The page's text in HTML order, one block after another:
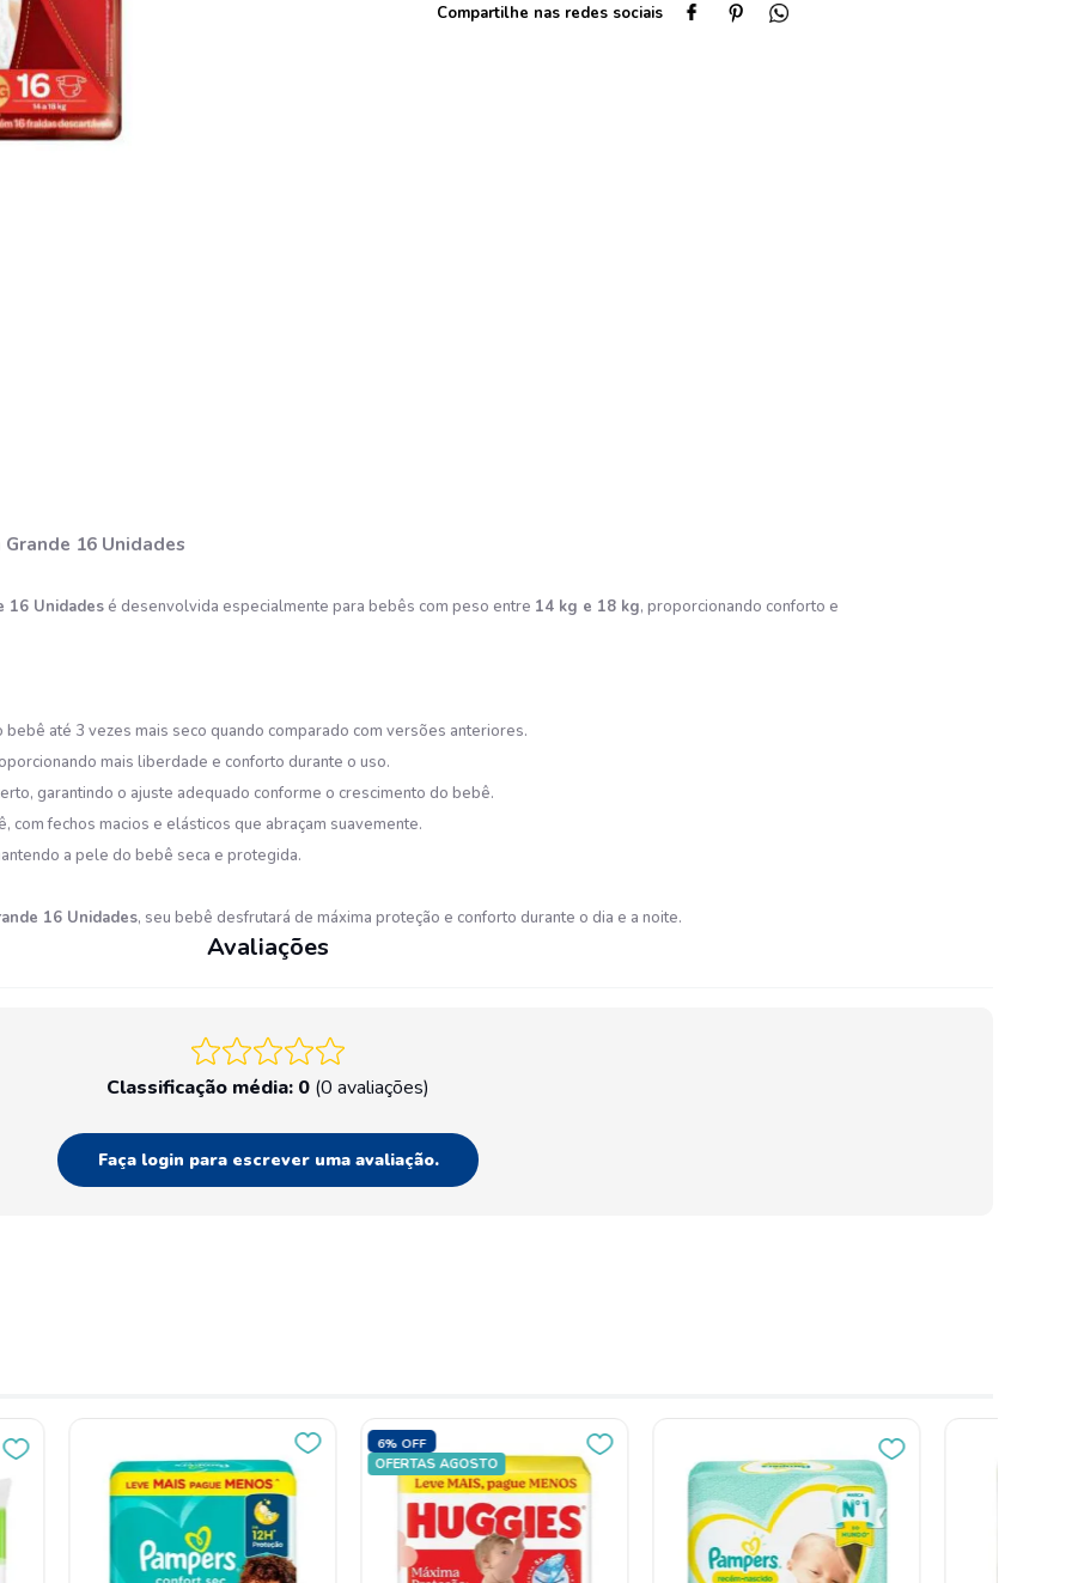
16 Unidades
16 Unidades é desenvolvida especialmente para bebês com peso entre 14 kg e 18 kg, proporcionando conforto e
até 3 vezes mais seco quando comparado com versões anteriores.​
mais liberdade e conforto durante o uso.​
garantindo o ajuste adequado conforme o crescimento do bebê.​
com fechos macios e elásticos que abraçam suavemente.​
a pele do bebê seca e protegida.​
16 Unidades, seu bebê desfrutará de máxima proteção e conforto durante o dia e a noite.​
Avaliações
Classificação média: 0 (0 avaliações)
Faça login para escrever uma avaliação.